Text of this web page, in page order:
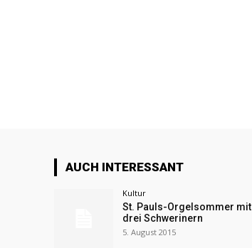
AUCH INTERESSANT
Kultur
St. Pauls-Orgelsommer mit
drei Schwerinern
5. August 2015